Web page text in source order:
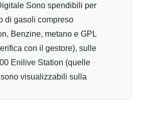
Sono spendibili per
di gasoli compreso
Benzine, metano e GPL
con il gestore), sulle
Enilive Station (quelle
visualizzabili sulla